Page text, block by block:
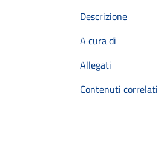
Descrizione
A cura di
Allegati
Contenuti correlati